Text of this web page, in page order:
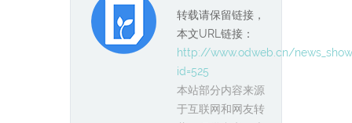
转载请保留链接，
本文URL链接：
http://www.odweb.cn/
id=525
本站部分内容来源
于互联网和网友转